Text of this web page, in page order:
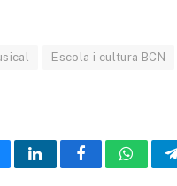
Escola i cultura BCN
LinkedInFacebook